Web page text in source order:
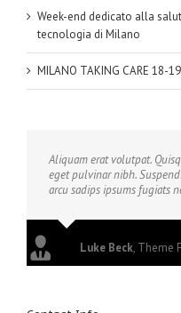
Week-end dedicato alla
tecnologia di Milano
MILANO TAKING CARE 18-
Aliquam erat volutpat.
eget pulvinar nibh.
arcu sadips ipsums fugiats
Luke Beck, Theme